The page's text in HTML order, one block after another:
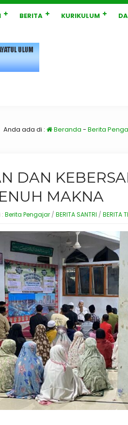
BERITA KURIKULUM
Anda ada di : Beranda - Berita
DAN
MAKNA
Berita Pengajar / BERITA SANTRI / BERITA